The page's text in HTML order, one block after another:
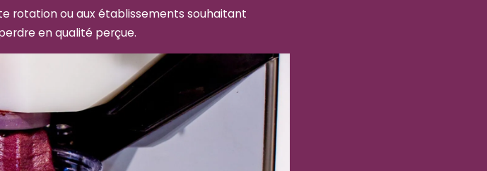
rotation ou aux établissements souhaitant
en qualité perçue.